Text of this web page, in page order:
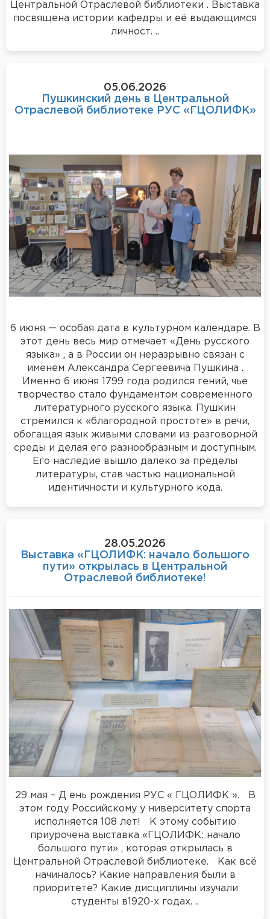
Центральной Отраслевой библиотеки . Выставка
посвящена истории кафедры и её выдающимся
личност. ..
05.06.2026
Пушкинский день в Центральной
Отраслевой библиотеке РУС «ГЦОЛИФК»
6 июня — особая дата в культурном календаре. В
этот день весь мир отмечает «День русского
языка» , а в России он неразрывно связан с
именем Александра Сергеевича Пушкина .
Именно 6 июня 1799 года родился гений, чье
творчество стало фундаментом современного
литературного русского языка. Пушкин
стремился к «благородной простоте» в речи,
обогащая язык живыми словами из разговорной
среды и делая его разнообразным и доступным.
Его наследие вышло далеко за пределы
литературы, став частью национальной
идентичности и культурного кода.
28.05.2026
Выставка «ГЦОЛИФК: начало большого
пути» открылась в Центральной
Отраслевой библиотеке!
29 мая – Д ень рождения РУС « ГЦОЛИФК ». В
этом году Российскому у ниверситету спорта
исполняется 108 лет! К этому событию
приурочена выставка «ГЦОЛИФК: начало
большого пути» , которая открылась в
Центральной Отраслевой библиотеке. Как всё
начиналось? Какие направления были в
приоритете? Какие дисциплины изучали
студенты в1920-х годах. ..